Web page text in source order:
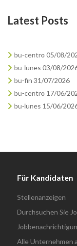
Latest Posts
bu-centro 05/08/
bu-lunes 03/08/
bu-fin 31/07/2026
bu-centro 17/06/
bu-lunes 15/06/
Für Kandidaten
Stellenanzeigen
Durchsuchen Sie
Alle Unternehmen